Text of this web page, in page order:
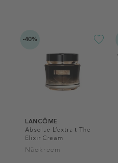
-40%
LANCÔME
Absolue L’extrait The
Elixir Cream
Näokreem